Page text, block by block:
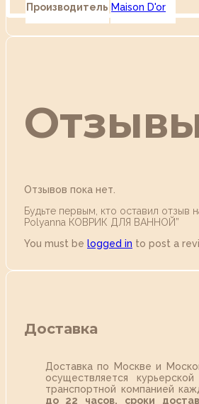
Производитель Maison D'or
Отзывов пока нет.
Будьте первым, кто оставил отзыв
Polyanna КОВРИК ДЛЯ ВАННОЙ”
You must be logged in to post a
Доставка
Доставка по Москве и
осуществляется
транспортной компанией
до 22 часов,
сроки